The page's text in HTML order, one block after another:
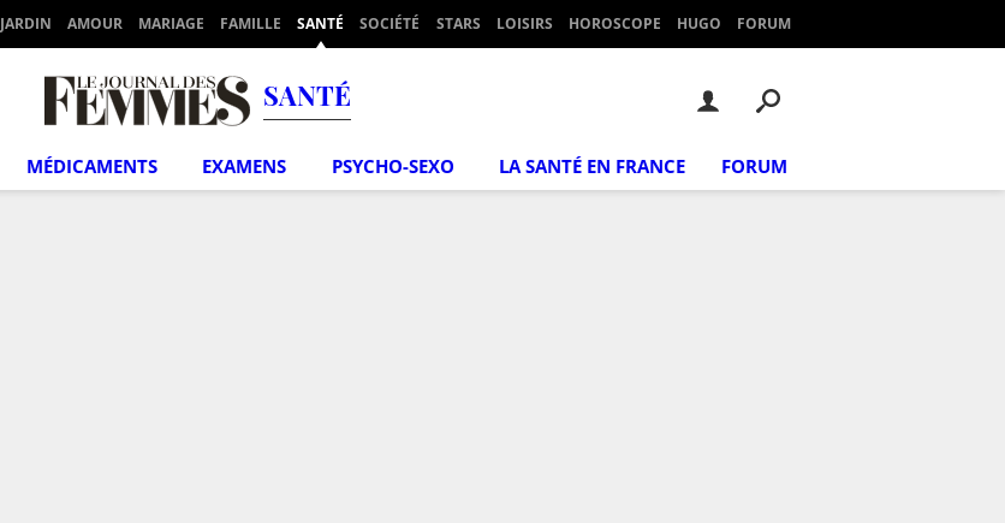
JARDIN AMOUR MARIAGE FAMILLE SANTÉ SOCIÉTÉ STARS LOISIRS HOROSCOPE HUGO FORUM
SANTÉ
MÉDICAMENTS EXAMENS PSYCHO-SEXO LA SANTÉ EN FRANCE FORUM